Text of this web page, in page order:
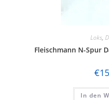
Loks,
Fleischmann N-Spur
€
In den